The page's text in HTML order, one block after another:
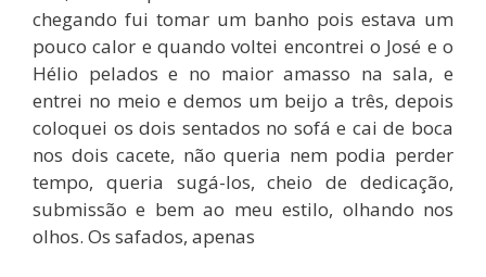
chegando fui tomar um banho pois estava um
pouco calor e quando voltei encontrei o José e o
Hélio pelados e no maior amasso na sala, e
entrei no meio e demos um beijo a três, depois
coloquei os dois sentados no sofá e cai de boca
nos dois cacete, não queria nem podia perder
tempo, queria sugá-los, cheio de dedicação,
submissão e bem ao meu estilo, olhando nos
olhos. Os safados, apenas